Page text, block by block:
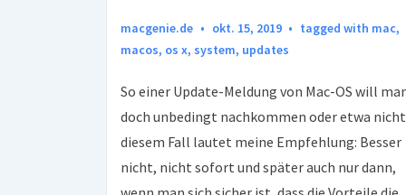
macgenie.de okt. 15, 2019 tagged with mac,
macos, os x, system, updates
So einer Update-Meldung von Mac-OS will
doch unbedingt nachkommen oder etwa
diesem Fall lautet meine Empfehlung: Besser
nicht, nicht sofort und später auch nur dann,